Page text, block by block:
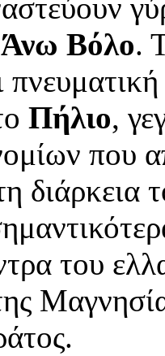
Άνω Βόλο.
Πήλιο,
που
διάρκεια
του